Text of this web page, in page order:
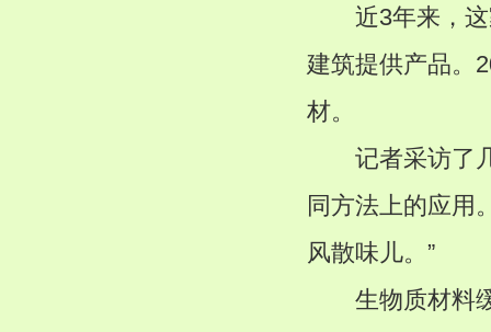
近3年来，这
建筑提供产品。
材。
记者采访了几
同方法上的应用
风散味儿。”
生物质材料缓